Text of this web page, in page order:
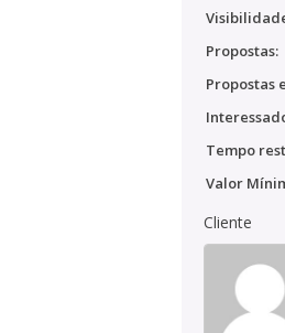
Propostas:
Propostas
Tempo
Valor
Cliente